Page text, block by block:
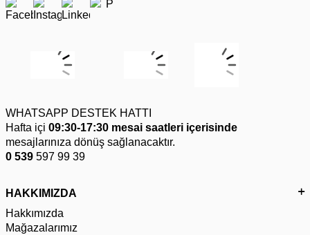
WHATSAPP DESTEK HATTI
Hafta içi 09:30-17:30 mesai saatleri içerisinde
mesajlarınıza dönüş sağlanacaktır.
0 539 597 99 39
HAKKIMIZDA
Hakkımızda
Mağazalarımız